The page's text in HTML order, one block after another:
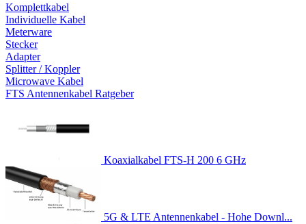
Komplettkabel
Individuelle Kabel
Meterware
Stecker
Adapter
Splitter / Koppler
Microwave Kabel
FTS Antennenkabel Ratgeber
Koaxialkabel FTS-H 200 6 GHz
5G & LTE Antennenkabel - Hohe Downl...